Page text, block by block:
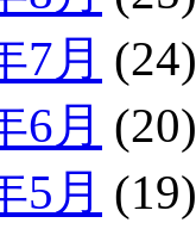
7月 (24)
6月 (20)
5月 (19)